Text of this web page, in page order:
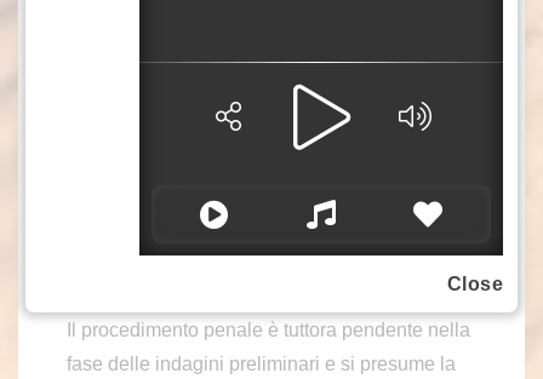
Ketamina e MDMA, a cui viene aggiunto un
colorante alimentare di colore rosa.
Quest’ultima sostanza, se immessa nel
stimato in oltre 13.000 euro.
All’esito del giudizio di convalida è stata
applicata la misura cautelare della custodia in
Il procedimento penale è tuttora pendente nella
fase delle indagini preliminari e si presume la
Close